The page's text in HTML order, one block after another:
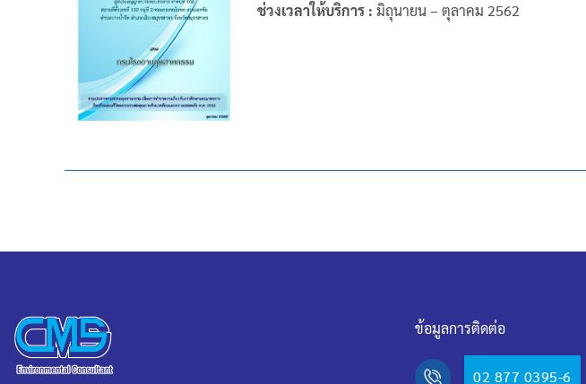
ช่วงเวลาให้บริการ : มิถุนายน – ตุลาคม 2562
ข้อมูลการติดต่อ
02 877 0395-6